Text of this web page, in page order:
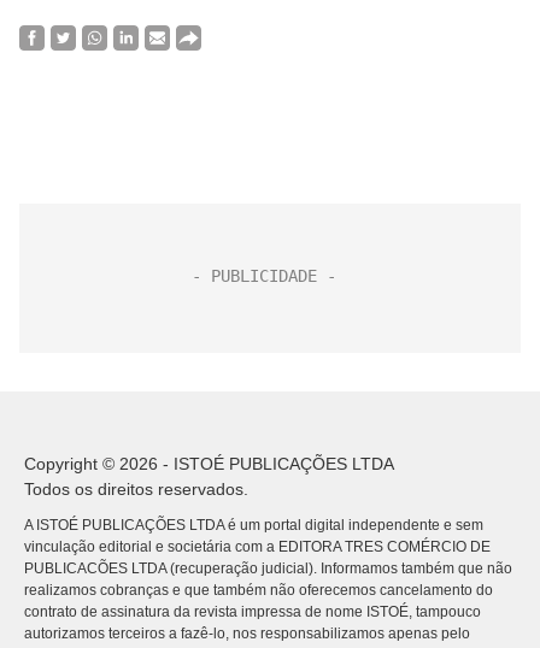
Copyright © 2026 - ISTOÉ PUBLICAÇÕES LTDA
Todos os direitos reservados.
A ISTOÉ PUBLICAÇÕES LTDA é um portal digital independente e sem
vinculação editorial e societária com a EDITORA TRES COMÉRCIO DE
PUBLICACÕES LTDA (recuperação judicial). Informamos também que não
realizamos cobranças e que também não oferecemos cancelamento do
contrato de assinatura da revista impressa de nome ISTOÉ, tampouco
autorizamos terceiros a fazê-lo, nos responsabilizamos apenas pelo